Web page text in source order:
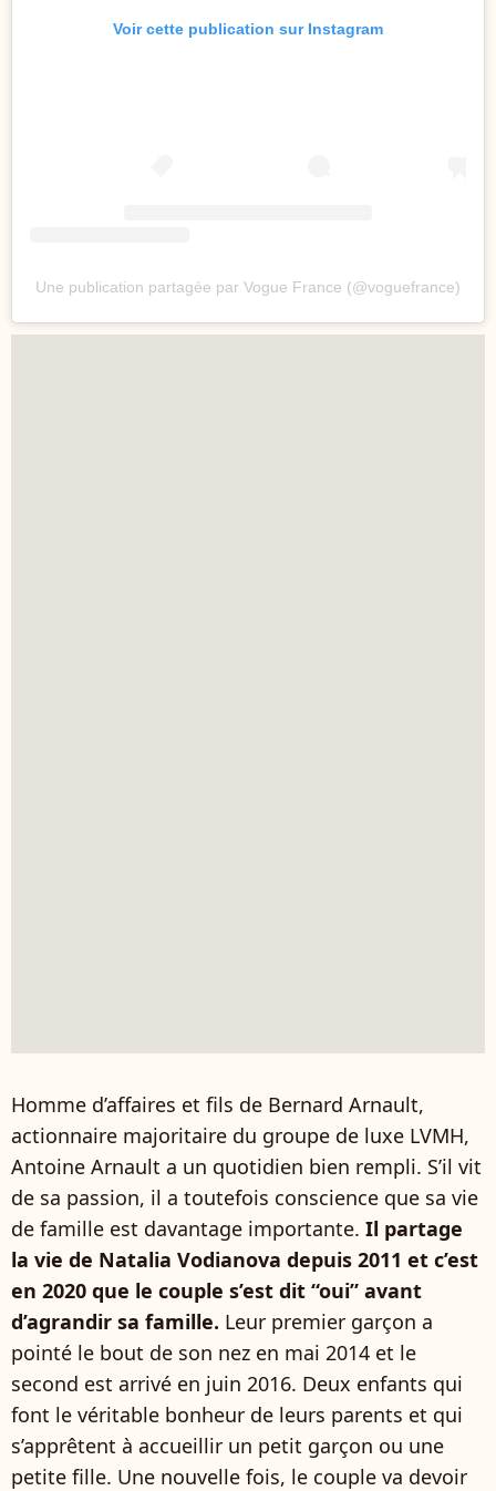
Voir cette publication sur Instagram
Une publication partagée par Vogue France (@voguefrance)
Homme d’affaires et fils de Bernard Arnault,
actionnaire majoritaire du groupe de luxe LVMH,
Antoine Arnault a un quotidien bien rempli. S’il vit
de sa passion, il a toutefois conscience que sa vie
de famille est davantage importante. Il partage
la vie de Natalia Vodianova depuis 2011 et c’est
en 2020 que le couple s’est dit “oui” avant
d’agrandir sa famille. Leur premier garçon a
pointé le bout de son nez en mai 2014 et le
second est arrivé en juin 2016. Deux enfants qui
font le véritable bonheur de leurs parents et qui
s’apprêtent à accueillir un petit garçon ou une
petite fille. Une nouvelle fois, le couple va devoir